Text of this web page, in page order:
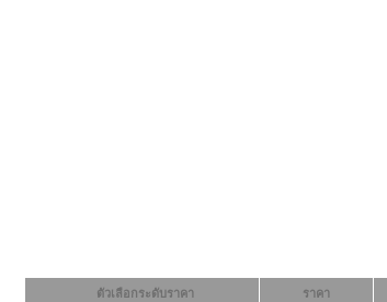
ตัวเลือกระดับราคา ราคา